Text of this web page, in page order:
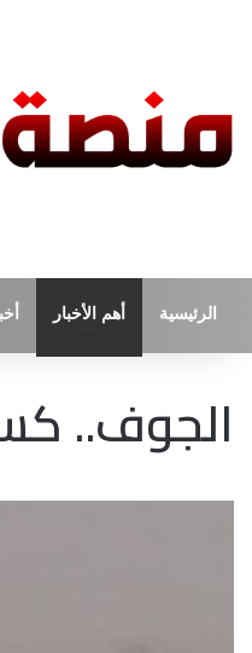
الرئيسية أهم الأخبار
الجوف..